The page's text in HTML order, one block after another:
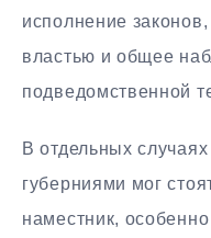
исполнение
властью и общее
подведомственной
В отдельных
губерниями мог
наместник,